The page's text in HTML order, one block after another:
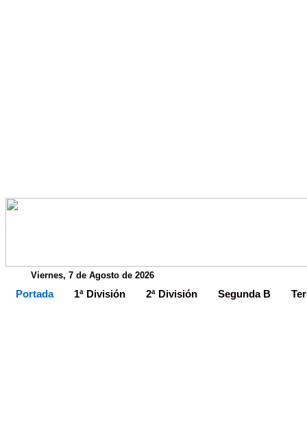
Viernes, 7 de Agosto de 2026
Portada 1ª División 2ª División Segunda B